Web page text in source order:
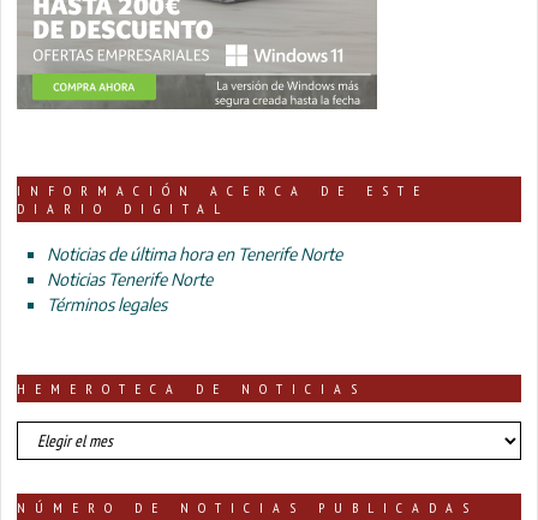
INFORMACIÓN ACERCA DE ESTE
DIARIO DIGITAL
Noticias de última hora en Tenerife Norte
Noticias Tenerife Norte
Términos legales
HEMEROTECA DE NOTICIAS
HEMEROTECA
DE
NÚMERO DE NOTICIAS PUBLICADAS